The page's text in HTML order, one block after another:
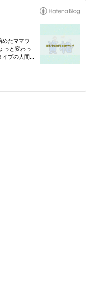
めたママウ
っと変わっ
イプの人間